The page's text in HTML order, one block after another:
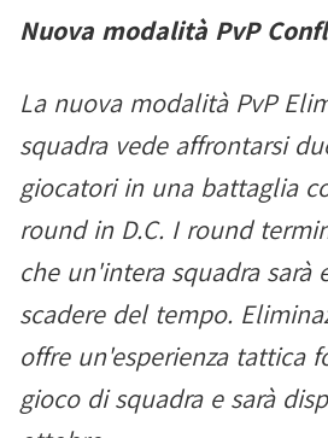
Nuova modalità PvP
La nuova modalità PvP
squadra vede affrontarsi
giocatori in una battaglia
round in D.C. I round
che un'intera squadra
scadere del tempo.
offre un'esperienza tattica
gioco di squadra e sarà